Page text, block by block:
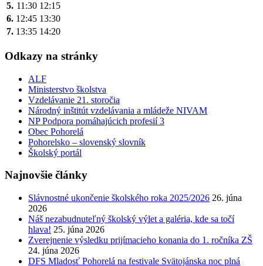
5. 11:30 12:15
6. 12:45 13:30
7. 13:35 14:20
Odkazy na stránky
ALF
Ministerstvo školstva
Vzdelávanie 21. storočia
Národný inštitút vzdelávania a mládeže NIVAM
NP Podpora pomáhajúcich profesií 3
Obec Pohorelá
Pohorelsko – slovenský slovník
Školský portál
Najnovšie články
Slávnostné ukončenie školského roka 2025/2026 26. júna
2026
Náš nezabudnuteľný školský výlet a galéria, kde sa točí
hlava! 25. júna 2026
Zverejnenie výsledku prijímacieho konania do 1. ročníka ZŠ
24. júna 2026
DFS Mladosť Pohorelá na festivale Svätojánska noc plná